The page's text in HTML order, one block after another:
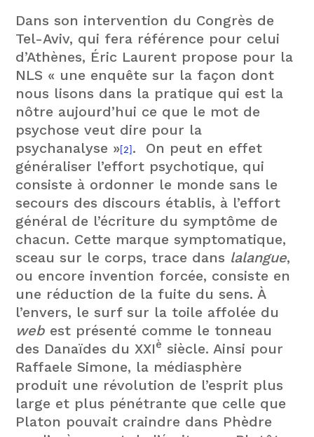
Dans son intervention du Congrès de
Tel-Aviv, qui fera référence pour celui
d’Athènes, Éric Laurent propose pour la
NLS « une enquête sur la façon dont
nous lisons dans la pratique qui est la
nôtre aujourd’hui ce que le mot de
psychose veut dire pour la
psychanalyse » [2] . On peut en effet
généraliser l’effort psychotique, qui
consiste à ordonner le monde sans le
secours des discours établis, à l’effort
général de l’écriture du symptôme de
chacun. Cette marque symptomatique,
sceau sur le corps, trace dans lalangue,
ou encore invention forcée, consiste en
une réduction de la fuite du sens. À
l’envers, le surf sur la toile affolée du
web est présenté comme le tonneau
des Danaïdes du XXIè siècle. Ainsi pour
Raffaele Simone, la médiasphère
produit une révolution de l’esprit plus
large et plus pénétrante que celle que
Platon pouvait craindre dans Phèdre